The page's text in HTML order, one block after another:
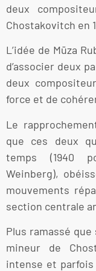
deux
Chostakovitch en
L’idée de Mūza
d’associer deux
deux
force et de
Le
que ces deux
temps (1940
Weinberg),
mouvements
section centrale
Plus ramassé
mineur de
intense et